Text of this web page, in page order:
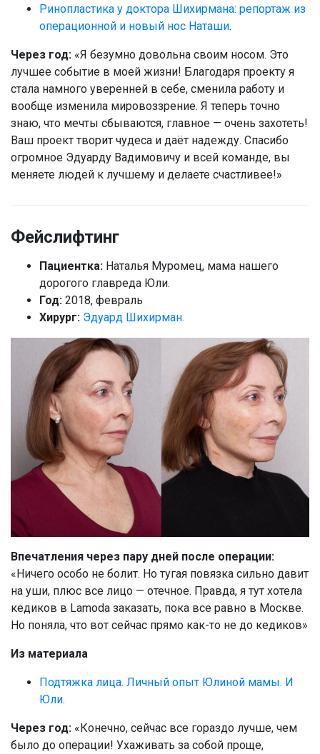
Ринопластика у доктора Шихирмана: репортаж из
операционной и новый нос Наташи.
Через год: «Я безумно довольна своим носом. Это
лучшее событие в моей жизни! Благодаря проекту я
стала намного уверенней в себе, сменила работу и
вообще изменила мировоззрение. Я теперь точно
знаю, что мечты сбываются, главное — очень захотеть!
Ваш проект творит чудеса и даёт надежду. Спасибо
огромное Эдуарду Вадимовичу и всей команде, вы
меняете людей к лучшему и делаете счастливее!»
Фейслифтинг
Пациентка: Наталья Муромец, мама нашего
дорогого главреда Юли.
Год: 2018, февраль
Хирург: Эдуард Шихирман.
Впечатления через пару дней после операции:
«Ничего особо не болит. Но тугая повязка сильно давит
на уши, плюс все лицо — отечное. Правда, я тут хотела
кедиков в Lamoda заказать, пока все равно в Москве.
Но поняла, что вот сейчас прямо как-то не до кедиков»
Из материала
Подтяжка лица. Личный опыт Юлиной мамы. И
Юли.
Через год: «Конечно, сейчас все гораздо лучше, чем
было до операции! Ухаживать за собой проще,